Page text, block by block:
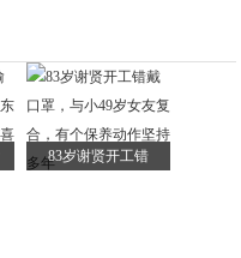
83岁谢贤开工错